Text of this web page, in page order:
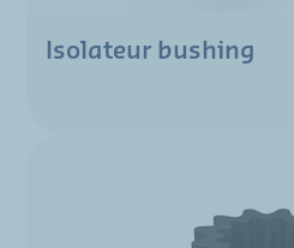
Isolateur bushing